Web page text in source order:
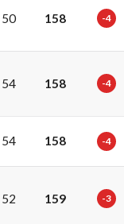
50 158 -4
54 158 -4
54 158 -4
52 159 -3